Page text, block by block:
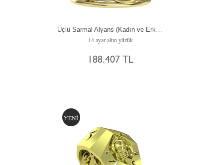
Üçlü Sarmal Alyans (Kadın ve Erkek)
14 ayar altın yüzük
188.407 TL
YENİ